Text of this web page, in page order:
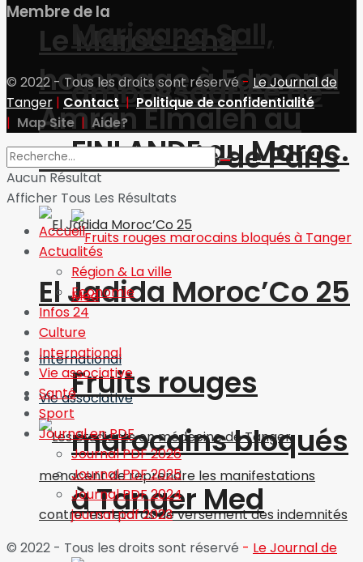
Le Maroc rend
hommage à Edmond
Amran Elmaleh au
Grand Palais de Paris
El Jadida Moroc’Co 25
International
Vie associative
Marjaana Sall,
ambassadrice de
FINLANDE au Maroc.
Fruits rouges
marocains bloqués
à Tanger Med
Membre de la
© 2022 - Tous les droits sont réservé- Le Journal de
Tanger | Contact |Politique de confidentialité
| Map Site | Aide?
Aucun Résultat
Afficher Tous Les Résultats
Accueil
Actualités
Région & La ville
Economie
Infos 24
Culture
International
Vie associative
Santé
Sport
Journal en PDF
Journal PDF 2026
Journal PDF 2025
Journal PDF 2024
journal pdf 2023
© 2022 - Tous les droits sont réservé - Le Journal de